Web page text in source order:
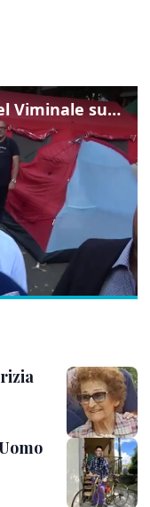
Gualtieri: "Responsabilità del Viminale su Spin Time? La posizione dei partiti è nota"